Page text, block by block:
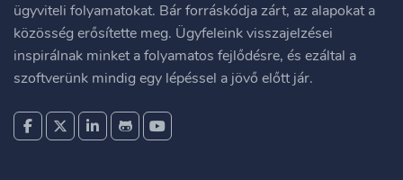
ügyviteli folyamatokat. Bár forráskódja zárt, az alapokat a
közösség erősítette meg. Ügyfeleink visszajelzései
inspirálnak minket a folyamatos fejlődésre, és ezáltal a
szoftverünk mindig egy lépéssel a jövő előtt jár.